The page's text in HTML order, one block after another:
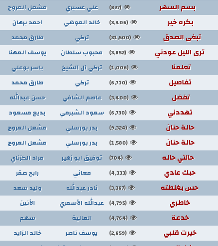
بسم السهر (827) علي عسيري مشعل العروج
بكره خير (3,406) خالد العوضي احمد برهان
تبغى الصدق (31,500) تركي طارق محمد
ترى الليل عودني (3,852) محبوب سلطان يوسف المهنا
تعلمنا (1,006) تركي آل الشيخ ياسر بوعلي
تفاصيل (6,710) تركي طارق محمد
تفضل (3,400) عاصم الشافي حسن عبدالله
تهددني (6,730) سعود الشبرمي بديع مسعود
حالة حنان (9,324) بدر بورسلي مشعل العروج
حالة حنان (1,580) بدر بورسلي مشعل العروج
حالتي حاله (704) توفيق ابو زهير مراد الكزناي
حبك عادي (4,333) معاني رابح صقر
حس بغلطته (3,367) نادر عبدالله وليد سعد
خاطري (4,795) عبدالله الأسمري الأنين
خدعة (4,764) العالية سهم
خيرت قلبي (2,659) يوسف ناصر خالد الزايد